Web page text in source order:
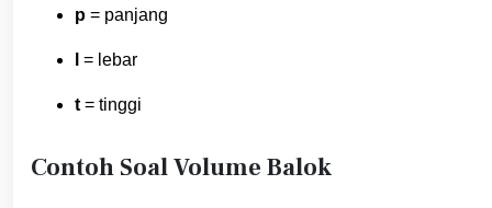
p = panjang
= lebar
t = tinggi
Contoh Soal Volume Balok